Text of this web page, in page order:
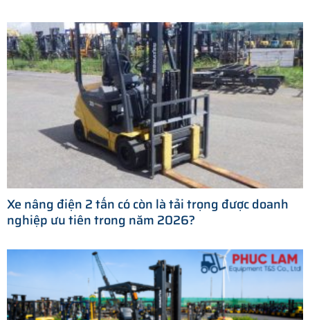
Xe nâng điện 2 tấn có còn là tải trọng được doanh
nghiệp ưu tiên trong năm 2026?